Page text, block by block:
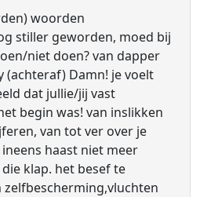
woorden
stiller geworden, moed bij
niet doen? van dapper
(achteraf) Damn! je voelt
dat jullie/jij vast
begin was! van inslikken
van tot ver over je
haast niet meer
klap. het besef te
zelfbescherming,vluchten